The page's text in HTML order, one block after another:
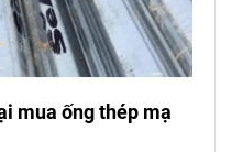
mua ống thép mạ